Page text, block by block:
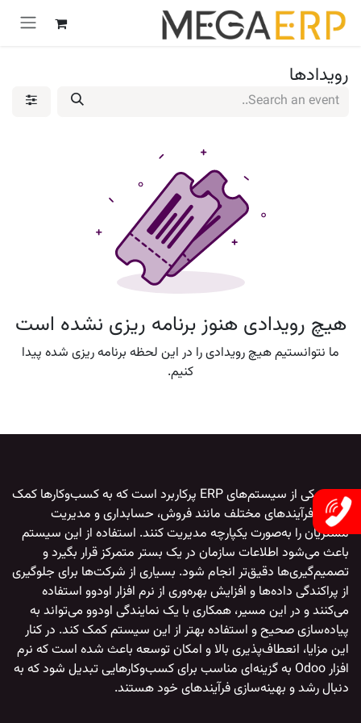
پرش به محتوا
رویدادها
هیچ رویدادی هنوز برنامه ریزی نشده است
ما نتوانستیم هیچ رویدادی را در این لحظه برنامه ریزی شده پیدا
کنیم.
اودوو
یکی از سیستم‌های ERP پرکاربرد است که به کسب‌وکارها کمک
می‌کند فرآیندهای مختلف مانند فروش، حسابداری و مدیریت
مشتریان را به‌صورت یکپارچه مدیریت کنند. استفاده از این سیستم
باعث می‌شود اطلاعات سازمان در یک بستر متمرکز قرار بگیرد و
تصمیم‌گیری‌ها دقیق‌تر انجام شود. بسیاری از شرکت‌ها برای جلوگیری
از پراکندگی داده‌ها و افزایش بهره‌وری از نرم افزار اودوو استفاده
می‌کنند و در این مسیر، همکاری با یک نمایندگی اودوو می‌تواند به
پیاده‌سازی صحیح و استفاده بهتر از این سیستم کمک کند. در کنار
این مزایا، انعطاف‌پذیری بالا و امکان توسعه باعث شده است که نرم
افزار Odoo
به گزینه‌ای مناسب برای کسب‌وکارهایی تبدیل شود که به
دنبال رشد و بهینه‌سازی فرآیندهای خود هستند.